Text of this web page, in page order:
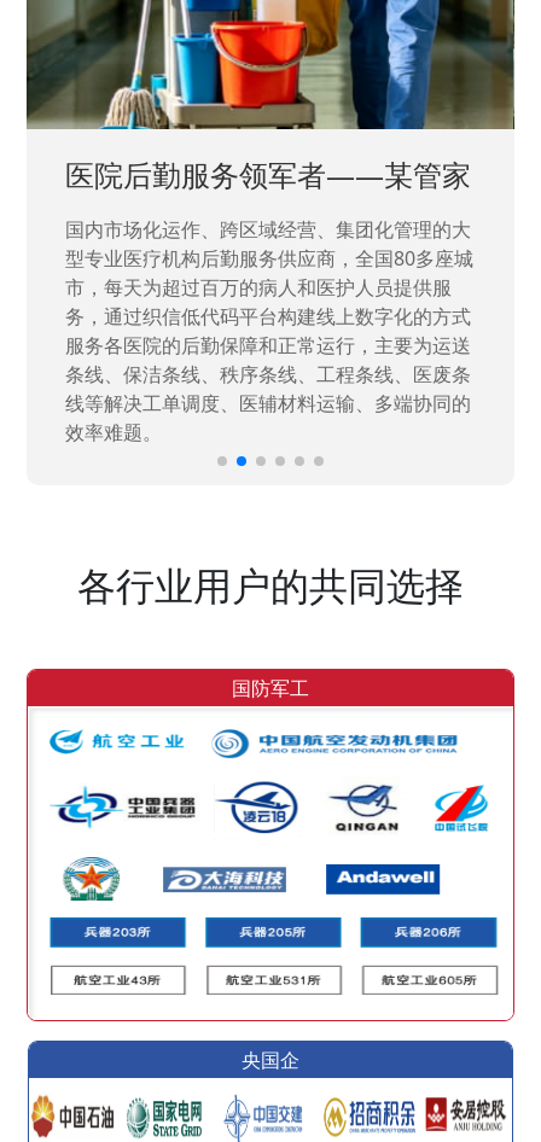
中国兵器工业集团——银光化学
国家“一五”期间156个重点项目之一。属于国家
高新技术企业，在信息化升级建设中，存在大
量“小、散、碎”的信息化需求，需要投入大量人
力资源进行开发，通过引入织信低代码平台，解
决当下遇到的各类业务难题，提升整体的IT研发
效率。
各行业用户的共同选择
国防军工
央国企